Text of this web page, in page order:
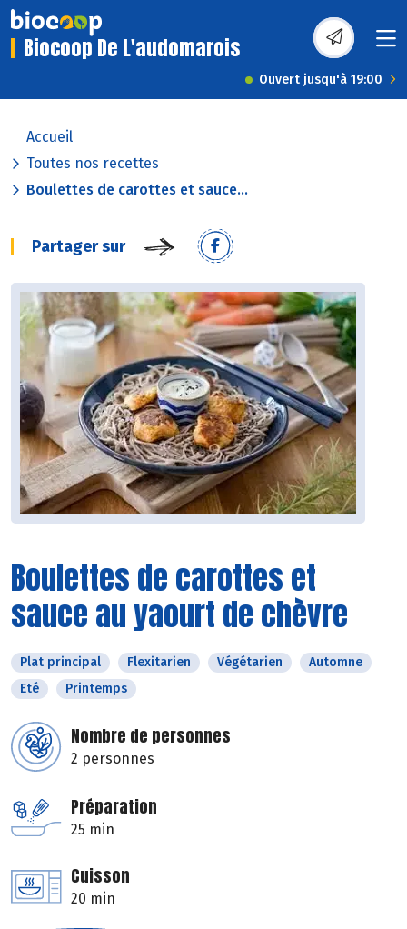
Biocoop De L'audomarois
Ouvert jusqu'à 19:00
Accueil
Toutes nos recettes
Boulettes de carottes et sauce...
Partager sur
Boulettes de carottes et
sauce au yaourt de chèvre
Plat principal Flexitarien Végétarien
Automne
Eté
Printemps
Nombre de personnes
2 personnes
Préparation
25 min
Cuisson
20 min